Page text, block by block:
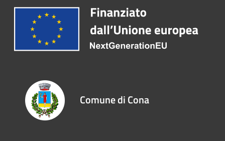
Comune di Cona